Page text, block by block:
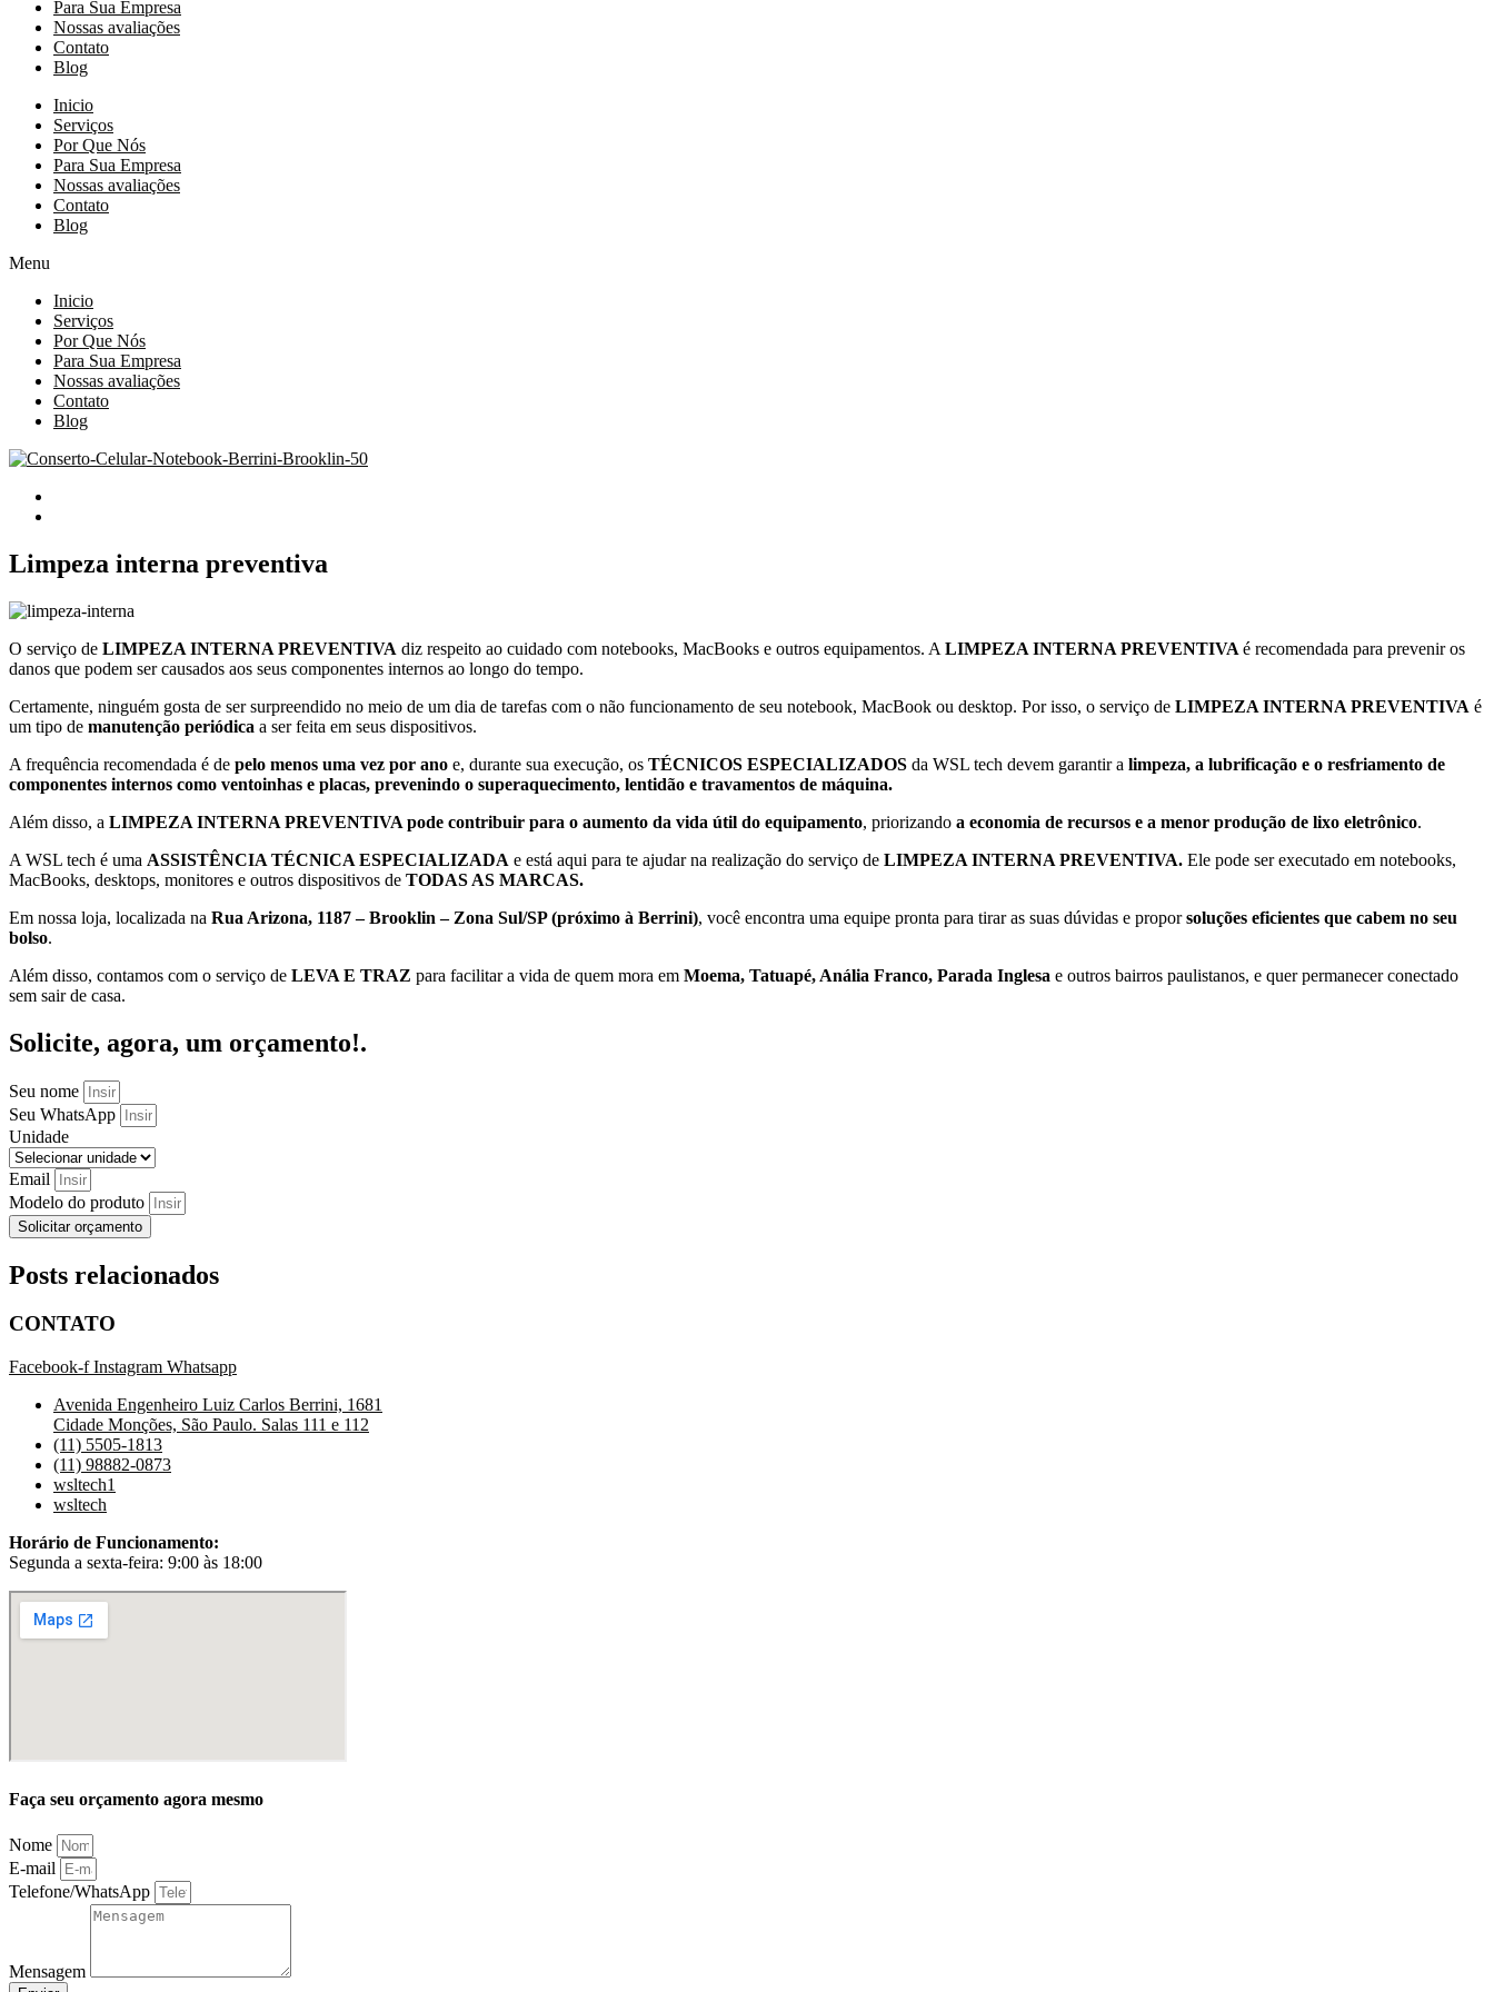
Para Sua Empresa
Nossas avaliações
Contato
Blog
Inicio
Serviços
Por Que Nós
Para Sua Empresa
Nossas avaliações
Contato
Blog
Menu
Inicio
Serviços
Por Que Nós
Para Sua Empresa
Nossas avaliações
Contato
Blog
Limpeza interna preventiva
O serviço de LIMPEZA INTERNA PREVENTIVA diz respeito ao cuidado com notebooks, MacBooks e outros equipamentos. A LIMPEZA INTERNA PREVENTIVA é recomendada para prevenir os
danos que podem ser causados aos seus componentes internos ao longo do tempo.
Certamente, ninguém gosta de ser surpreendido no meio de um dia de tarefas com o não funcionamento de seu notebook, MacBook ou desktop. Por isso, o serviço de LIMPEZA INTERNA PREVENTIVA é
um tipo de manutenção periódica a ser feita em seus dispositivos.
A frequência recomendada é de pelo menos uma vez por ano e, durante sua execução, os TÉCNICOS ESPECIALIZADOS da WSL tech devem garantir a limpeza, a lubrificação e o resfriamento de
componentes internos como ventoinhas e placas, prevenindo o superaquecimento, lentidão e travamentos de máquina.
Além disso, a LIMPEZA INTERNA PREVENTIVA pode contribuir para o aumento da vida útil do equipamento, priorizando a economia de recursos e a menor produção de lixo eletrônico.
A WSL tech é uma ASSISTÊNCIA TÉCNICA ESPECIALIZADA e está aqui para te ajudar na realização do serviço de LIMPEZA INTERNA PREVENTIVA. Ele pode ser executado em notebooks,
MacBooks, desktops, monitores e outros dispositivos de TODAS AS MARCAS.
Em nossa loja, localizada na Rua Arizona, 1187 – Brooklin – Zona Sul/SP (próximo à Berrini), você encontra uma equipe pronta para tirar as suas dúvidas e proporsoluções eficientes que cabem no seu
bolso.
Além disso, contamos com o serviço de LEVA E TRAZ para facilitar a vida de quem mora em Moema, Tatuapé, Anália Franco, Parada Inglesa e outros bairros paulistanos, e quer permanecer conectado
sem sair de casa.
Solicite, agora, um orçamento!.
Seu nome
Seu WhatsApp
Unidade
Email
Modelo do produto
Solicitar orçamento
Posts relacionados
CONTATO
Facebook-f Instagram Whatsapp
Avenida Engenheiro Luiz Carlos Berrini, 1681
Cidade Monções, São Paulo. Salas 111 e 112
(11) 5505-1813
(11) 98882-0873
wsltech1
wsltech
Horário de Funcionamento:
Segunda a sexta-feira: 9:00 às 18:00
Faça seu orçamento agora mesmo
Nome
E-mail
Telefone/WhatsApp
Mensagem